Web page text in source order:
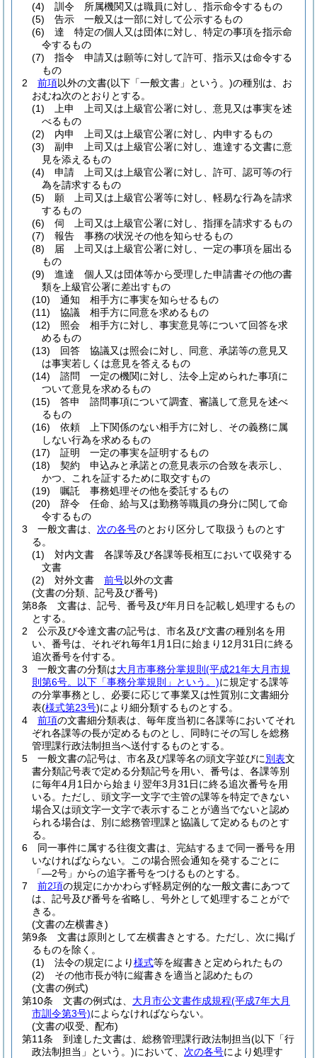
(4)
訓令 所属機関又は職員に対し、指示命令するもの
(5)
告示 一般又は一部に対して公示するもの
(6)
達 特定の個人又は団体に対し、特定の事項を指示命
令するもの
(7)
指令 申請又は願等に対して許可、指示又は命令する
もの
2
前項以外の文書(以下「一般文書」という。)の種別は、お
おむね次のとおりとする。
(1)
上申 上司又は上級官公署に対し、意見又は事実を述
べるもの
(2)
内申 上司又は上級官公署に対し、内申するもの
(3)
副申 上司又は上級官公署に対し、進達する文書に意
見を添えるもの
(4)
申請 上司又は上級官公署に対し、許可、認可等の行
為を請求するもの
(5)
願 上司又は上級官公署等に対し、軽易な行為を請求
するもの
(6)
伺 上司又は上級官公署に対し、指揮を請求するもの
(7)
報告 事務の状況その他を知らせるもの
(8)
届 上司又は上級官公署に対し、一定の事項を届出る
もの
(9)
進達 個人又は団体等から受理した申請書その他の書
類を上級官公署に差出すもの
(10)
通知 相手方に事実を知らせるもの
(11)
協議 相手方に同意を求めるもの
(12)
照会 相手方に対し、事実意見等について回答を求
めるもの
(13)
回答 協議又は照会に対し、同意、承諾等の意見又
は事実若しくは意見を答えるもの
(14)
諮問 一定の機関に対し、法令上定められた事項に
ついて意見を求めるもの
(15)
答申 諮問事項について調査、審議して意見を述べ
るもの
(16)
依頼 上下関係のない相手方に対し、その義務に属
しない行為を求めるもの
(17)
証明 一定の事実を証明するもの
(18)
契約 申込みと承諾との意見表示の合致を表示し、
かつ、これを証するために取交すもの
(19)
嘱託 事務処理その他を委託するもの
(20)
辞令 任命、給与又は勤務等職員の身分に関して命
令するもの
3
一般文書は、 次の各号のとおり区分して取扱うものとす
る。
(1)
対内文書 各課等及び各課等長相互において収発する
文書
(2)
対外文書 前号以外の文書
(文書の分類、記号及び番号)
第8条
文書は、記号、番号及び年月日を記載し処理するもの
とする。
2
公示及び令達文書の記号は、市名及び文書の種別名を用
い、番号は、それぞれ毎年1月1日に始まり12月31日に終る
追次番号を付する。
3
一般文書の分類は大月市事務分掌規則 (平成21年大月市規
則第6号。以下「事務分掌規則」という。)に規定する課等
の分掌事務とし、必要に応じて事業又は性質別に文書細分
表(様式第23号)により細分類するものとする。
4
前項の文書細分類表は、毎年度当初に各課等においてそれ
ぞれ各課等の長が定めるものとし、同時にその写しを総務
管理課行政法制担当へ送付するものとする。
5
一般文書の記号は、市名及び課等名の頭文字並びに別表文
書分類記号表で定める分類記号を用い、番号は、各課等別
に毎年4月1日から始まり翌年3月31日に終る追次番号を用
いる。 ただし、頭文字一文字で主管の課等を特定できない
場合又は頭文字一文字で表示することが適当でないと認め
られる場合は、別に総務管理課と協議して定めるものとす
る。
6
同一事件に属する往復文書は、完結するまで同一番号を用
いなければならない。
この場合照会通知を発するごとに
「―2号」からの追字番号をつけるものとする。
7
前2項の規定にかかわらず軽易定例的な一般文書にあつて
は、記号及び番号を省略し、号外として処理することがで
きる。
(文書の左横書き)
第9条
文書は原則として左横書きとする。 ただし、次に掲げ
るものを除く。
(1)
法令の規定により様式等を縦書きと定められたもの
(2)
その他市長が特に縦書きを適当と認めたもの
(文書の例式)
第10条
文書の例式は、 大月市公文書作成規程(平成7年大月
市訓令第3号)によらなければならない。
(文書の収受、配布)
第11条
到達した文書は、総務管理課行政法制担当(以下「行
政法制担当」という。)において、 次の各号により処理す